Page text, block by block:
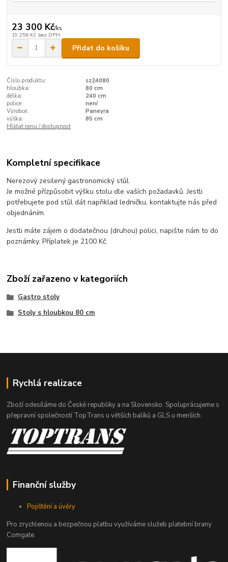
23 300 Kč/ks
19 256 Kč bez DPH
Přidat do košíku
Číslo produktu:
sz24080
hloubka:
80 cm
délka:
240 cm
police:
není
Výrobce:
Paneyra
výška:
85 cm
Hlídat cenu / dostupnost
Kompletní specifikace
Nerezový zesilený gastronomický stůl.
Je možné přízpůsobit výšku stolu dle vaších požadavků. Jestli
potřebujete pod stůl dát napřiklad ledničku, kontaktujte nás před
objednáním.
Jestli máte zájem o dodatečnou (druhou) polici, napište nám to do
poznámky. Příplatek je 2100 Kč.
Zboží zařazeno v kategoriích
Gastro stoly
Stoly s hloubkou 80 cm
Rychlá realizace
Zboží odesíláme do České republiky a na Slovensko. Spoluprácujeme s
přepravní společností TopTrans u větších balíků a GLS u menších.
Finanční služby
Pojištění a úvěry
Pro zrychlenou a bezpečnou platbu využíváme služeb platební brany
Comgate.